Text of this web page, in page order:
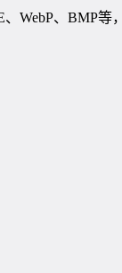
WebP、BMP